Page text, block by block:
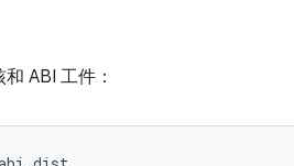
ABI 工件：